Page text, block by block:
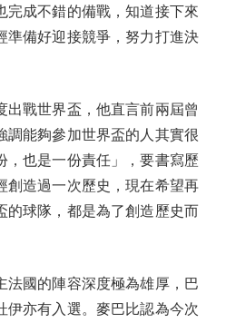
完成不錯的備戰，知道接下來
準備好迎接競爭，努力打進決
戰世界盃，他直言前兩屆曾
調能夠參加世界盃的人其實很
，也是一份責任」，要書寫歷
創造過一次歷史，現在希望再
的球隊，都是為了創造歷史而
國的陣容深度極為雄厚，巴
伊亦有入選。麥巴比認為今次